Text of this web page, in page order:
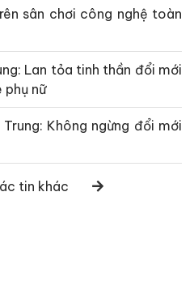
sân chơi công nghệ toàn
Lan tỏa tinh thần đổi mới
nữ
Trung: Không ngừng đổi mới
tin khác